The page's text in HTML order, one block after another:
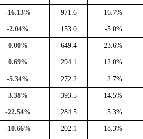
-16.13% 971.6 16.7%
-2.04% 153.0 -5.0%
0.00% 649.4 23.6%
0.69% 294.1 12.0%
-5.34% 272.2 2.7%
3.38% 393.5 14.5%
-22.54% 284.5 5.3%
-10.66% 202.1 18.3%